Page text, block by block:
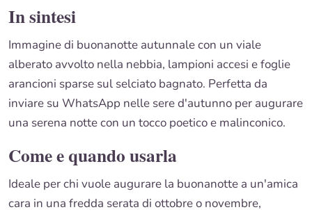
In sintesi
Immagine di buonanotte autunnale con un viale
alberato avvolto nella nebbia, lampioni accesi e foglie
arancioni sparse sul selciato bagnato. Perfetta da
inviare su WhatsApp nelle sere d'autunno per augurare
una serena notte con un tocco poetico e malinconico.
Come e quando usarla
Ideale per chi vuole augurare la buonanotte a un'amica
cara in una fredda serata di ottobre o novembre,